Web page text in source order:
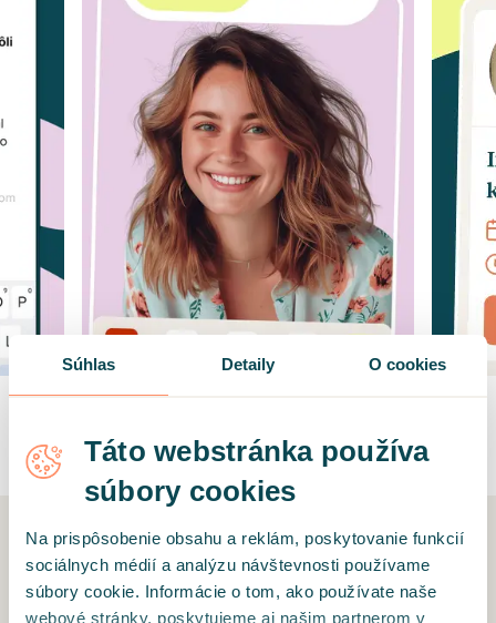
Súhlas Detaily O cookies
Táto webstránka používa
súbory cookies
Na prispôsobenie obsahu a reklám, poskytovanie funkcií
sociálnych médií a analýzu návštevnosti používame
súbory cookie. Informácie o tom, ako používate naše
webové stránky, poskytujeme aj našim partnerom v
Hedepy pomohlo už viac ako